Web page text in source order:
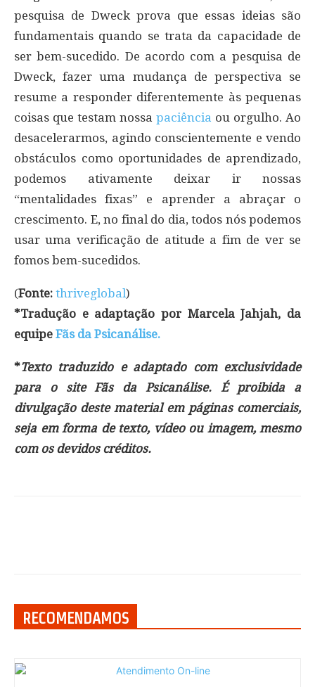
pesquisa de Dweck prova que essas ideias são
fundamentais quando se trata da capacidade de
ser bem-sucedido. De acordo com a pesquisa de
Dweck, fazer uma mudança de perspectiva se
resume a responder diferentemente às pequenas
coisas que testam nossa paciência ou orgulho. Ao
desacelerarmos, agindo conscientemente e vendo
obstáculos como oportunidades de aprendizado,
podemos ativamente deixar ir nossas
“mentalidades fixas” e aprender a abraçar o
crescimento. E, no final do dia, todos nós podemos
usar uma verificação de atitude a fim de ver se
fomos bem-sucedidos.
(Fonte: thriveglobal)
*Tradução e adaptação por Marcela Jahjah, da
equipe Fãs da Psicanálise.
*Texto traduzido e adaptado com exclusividade
para o site Fãs da Psicanálise. É proibida a
divulgação deste material em páginas comerciais,
seja em forma de texto, vídeo ou imagem, mesmo
com os devidos créditos.
RECOMENDAMOS